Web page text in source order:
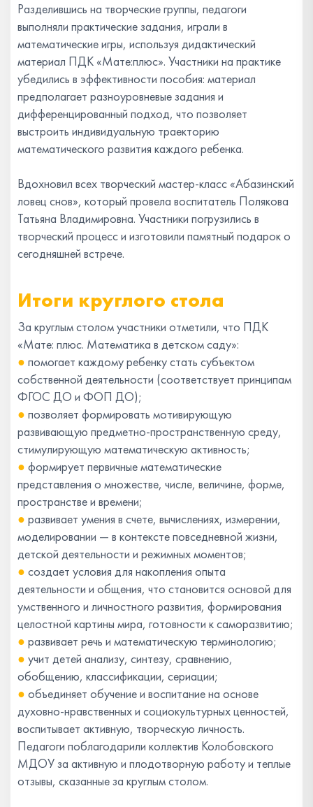
Разделившись на творческие группы, педагоги
выполняли практические задания, играли в
математические игры, используя дидактический
материал ПДК «Мате:плюс». Участники на практике
убедились в эффективности пособия: материал
предполагает разноуровневые задания и
дифференцированный подход, что позволяет
выстроить индивидуальную траекторию
математического развития каждого ребенка.
Вдохновил всех творческий мастер-класс «Абазинский
ловец снов», который провела воспитатель Полякова
Татьяна Владимировна. Участники погрузились в
творческий процесс и изготовили памятный подарок о
сегодняшней встрече.
Итоги круглого стола
За круглым столом участники отметили, что ПДК
«Мате: плюс. Математика в детском саду»:
● помогает каждому ребенку стать субъектом
собственной деятельности (соответствует принципам
ФГОС ДО и ФОП ДО);
● позволяет формировать мотивирующую
развивающую предметно-пространственную среду,
стимулирующую математическую активность;
● формирует первичные математические
представления о множестве, числе, величине, форме,
пространстве и времени;
● развивает умения в счете, вычислениях, измерении,
моделировании — в контексте повседневной жизни,
детской деятельности и режимных моментов;
● создает условия для накопления опыта
деятельности и общения, что становится основой для
умственного и личностного развития, формирования
целостной картины мира, готовности к саморазвитию;
● развивает речь и математическую терминологию;
● учит детей анализу, синтезу, сравнению,
обобщению, классификации, сериации;
● объединяет обучение и воспитание на основе
духовно-нравственных и социокультурных ценностей,
воспитывает активную, творческую личность.
Педагоги поблагодарили коллектив Колобовского
МДОУ за активную и плодотворную работу и теплые
отзывы, сказанные за круглым столом.